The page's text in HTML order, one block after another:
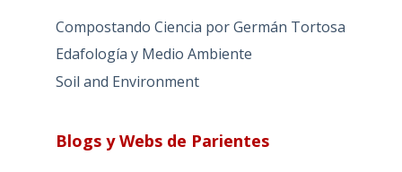
Compostando Ciencia por Germán Tortosa
Edafología y Medio Ambiente
Soil and Environment
Blogs y Webs de Parientes